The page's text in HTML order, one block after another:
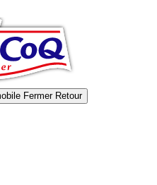
Fermer Retour